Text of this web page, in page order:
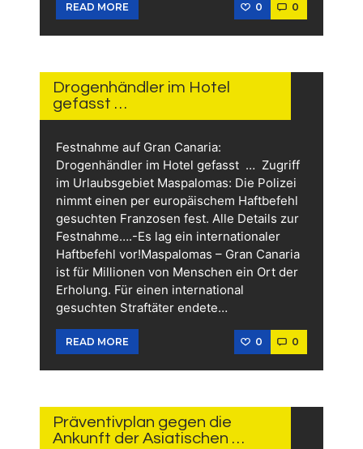
READ MORE 0 0
2026
Drogenhändler im Hotel
gefasst …
Festnahme auf Gran Canaria:
Drogenhändler im Hotel gefasst … Zugriff
im Urlaubsgebiet Maspalomas: Die Polizei
nimmt einen per europäischem Haftbefehl
gesuchten Franzosen fest. Alle Details zur
Festnahme….-Es lag ein internationaler
Haftbefehl vor!Maspalomas – Gran Canaria
ist für Millionen von Menschen ein Ort der
Erholung. Für einen international
gesuchten Straftäter endete…
READ MORE 0 0
Präventivplan gegen die
Ankunft der Asiatischen …